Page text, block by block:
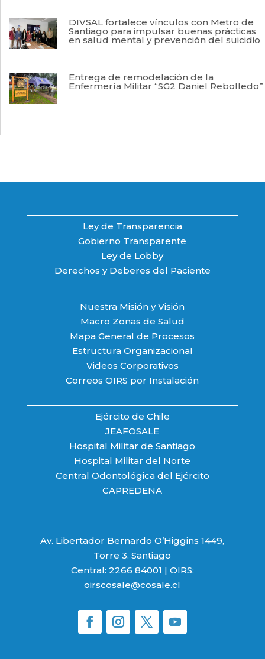
DIVSAL fortalece vínculos con Metro de
Santiago para impulsar buenas prácticas
en salud mental y prevención del suicidio
Entrega de remodelación de la
Enfermería Militar “SG2 Daniel Rebolledo”
Ley de Transparencia
Gobierno Transparente
Ley de Lobby
Derechos y Deberes del Paciente
Nuestra Misión y Visión
Macro Zonas de Salud
Mapa General de Procesos
Estructura Organizacional
Videos Corporativos
Correos OIRS por Instalación
Ejército de Chile
JEAFOSALE
Hospital Militar de Santiago
Hospital Militar del Norte
Central Odontológica del Ejército
CAPREDENA
Av. Libertador Bernardo O’Higgins 1449,
Torre 3. Santiago
Central: 2266 84001 | OIRS:
oirscosale@cosale.cl